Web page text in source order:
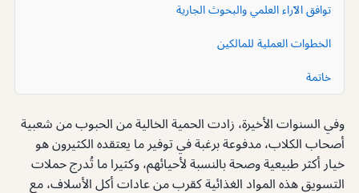
توافق الآراء العلمي والبحوث الجارية
الخطوات العملية للمالكين
خاتمة
وفي السنوات الأخيرة، زادت الحمية الخالية من الحبوب من شعبية
أصحاب الكلاب، مدفوعة برغبة في توفير ما يعتقده الكثيرون هو
خيار أكثر طبيعية وصحة بالنسبة لأحيائهم، وكثيرا ما تُدرج حملات
التسويق هذه المواد الغذائية كقرب من عادات أكل الأسلاف، مع